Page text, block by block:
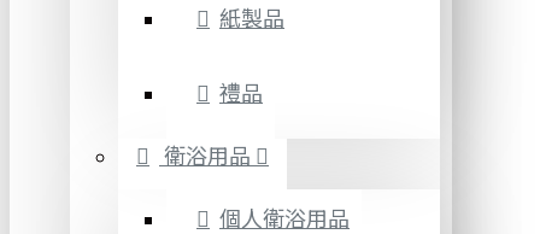
紙製品
禮品
衛浴用品
個人衛浴用品